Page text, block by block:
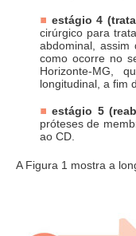
estágio 4
cirúrgico para
abdominal, assim
como ocorre no
Horizonte-MG,
longitudinal, a fim
estágio 5
próteses de
ao CD.
A Figura 1 mostra a